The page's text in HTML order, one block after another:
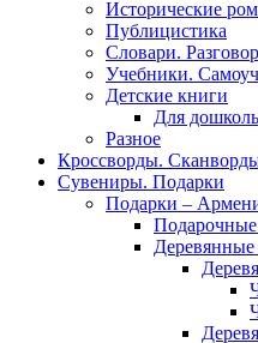
Исторические
Публицистика
Словари.
Учебники.
Детские книги
Для
Разное
Кроссворды.
Сувениры. Подарки
Подарки –
Деревянные